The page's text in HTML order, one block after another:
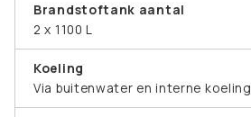
Brandstoftank aantal
2 x 1100 L
Koeling
Via buitenwater en interne koeling